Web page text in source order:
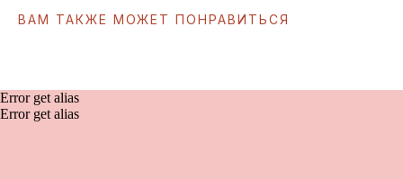
ВАМ ТАКЖЕ МОЖЕТ ПОНРАВИТЬСЯ
Error get alias
Error get alias